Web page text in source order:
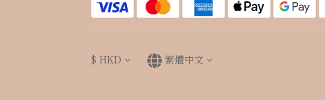
$ HKD 繁體中文